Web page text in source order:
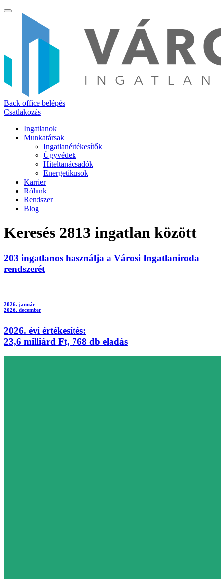
Back office belépés
Csatlakozás
Ingatlanok
Munkatársak
Ingatlanértékesítők
Ügyvédek
Hiteltanácsadók
Energetikusok
Karrier
Rólunk
Rendszer
Blog
Keresés 2813 ingatlan között
203 ingatlanos használja a Városi Ingatlaniroda
rendszerét
2026. január
2026. december
2026. évi értékesítés:
23,6 milliárd Ft, 768 db eladás